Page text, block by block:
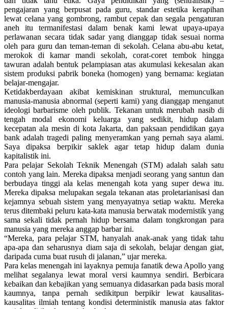
pengajaran yang berpusat pada guru, standar estetika kerapihan
lewat celana yang gombrong, rambut cepak dan segala pengaturan
aneh itu termanifestasi dalam benak kami lewat upaya-upaya
perlawanan secara tidak sadar yang dianggap tidak sesuai norma
oleh para guru dan teman-teman di sekolah. Celana abu-abu ketat,
merokok di kamar mandi sekolah, corat-coret tembok hingga
tawuran adalah bentuk pelampiasan atas akumulasi kekesalan akan
sistem produksi pabrik boneka (homogen) yang bernama: kegiatan
belajar-mengajar.
Ketidakberdayaan akibat kemiskinan struktural, memunculkan
manusia-manusia abnormal (seperti kami) yang dianggap menganut
ideologi barbarisme oleh publik. Tekanan untuk merubah nasib di
tengah modal ekonomi keluarga yang sedikit, hidup dalam
kecepatan ala mesin di kota Jakarta, dan paksaan pendidikan gaya
bank adalah tragedi paling menyeramkan yang pernah saya alami.
Saya dipaksa berpikir saklek agar tetap hidup dalam dunia
kapitalistik ini.
Para pelajar Sekolah Teknik Menengah (STM) adalah salah satu
contoh yang lain. Mereka dipaksa menjadi seorang yang santun dan
berbudaya tinggi ala kelas menengah kota yang super dewa itu.
Mereka dipaksa melupakan segala tekanan atas proletarianisasi dan
kejamnya sebuah sistem yang menyayatnya setiap waktu. Mereka
terus ditembaki peluru kata-kata manusia berwatak modernistik yang
sama sekali tidak pernah hidup bersama dalam tongkrongan para
manusia yang mereka anggap barbar ini.
“Mereka, para pelajar STM, hanyalah anak-anak yang tidak tahu
apa-apa dan seharusnya diam saja di sekolah, belajar dengan giat,
daripada cuma buat rusuh di jalanan,” ujar mereka.
Para kelas menengah ini layaknya pemuja fanatik dewa Apollo yang
melihat segalanya lewat moral versi kaumnya sendiri. Berbicara
kebaikan dan kebajikan yang semuanya didasarkan pada basis moral
kaumnya, tanpa pernah sedikitpun berpikir lewat kausalitas-
kausalitas ilmiah tentang kondisi deterministik manusia atas faktor